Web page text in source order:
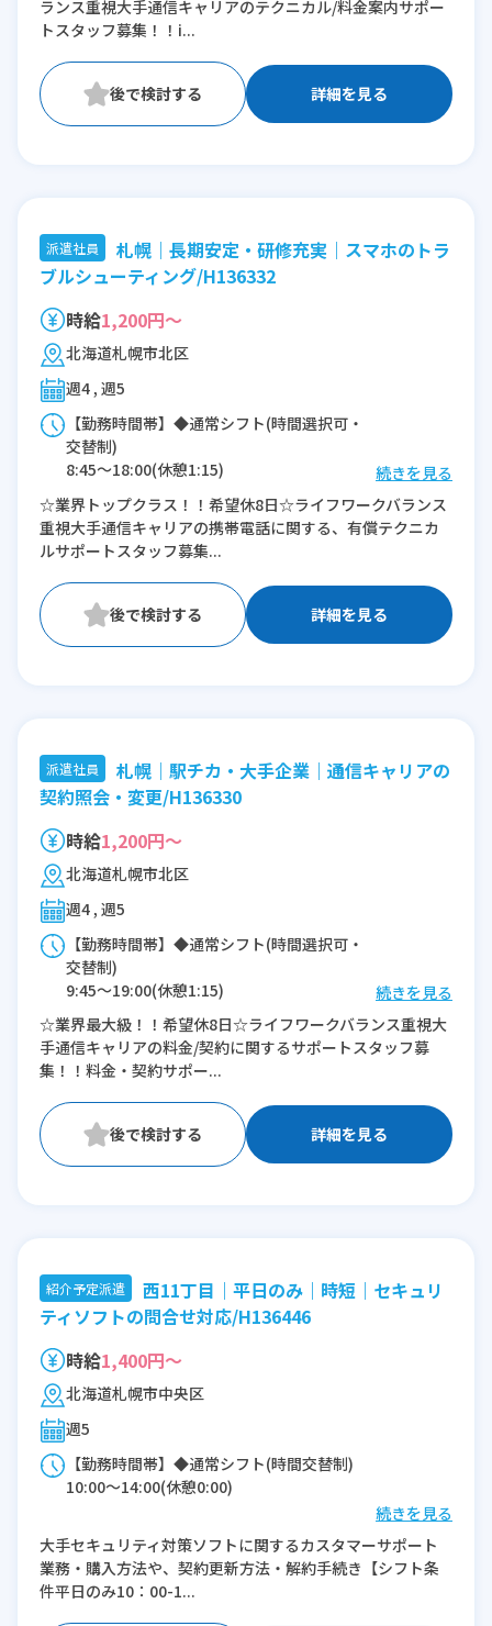
※残業：0〜10時間程度/月
ランス重視大手通信キャリアのテクニカル/料金案内サポー
トスタッフ募集！！i...
詳細を見る
派遣社員
札幌｜長期安定・研修充実｜スマホのトラ
ブルシューティング/H136332
時給1,200円～
北海道札幌市北区
週4 , 週5
【勤務時間帯】◆通常シフト(時間選択可・
交替制)
8:45〜18:00(休憩1:15)
10:45〜20:00(休憩1:15)
11:45〜21:00(休憩1:15)
※残業：0〜10時間程度/月
続きを見る
☆業界トップクラス！！希望休8日☆ライフワークバランス
重視大手通信キャリアの携帯電話に関する、有償テクニカ
ルサポートスタッフ募集...
詳細を見る
派遣社員
札幌｜駅チカ・大手企業｜通信キャリアの
契約照会・変更/H136330
時給1,200円～
北海道札幌市北区
週4 , 週5
【勤務時間帯】◆通常シフト(時間選択可・
交替制)
9:45〜19:00(休憩1:15)
※残業：0〜10時間程度/月
続きを見る
☆業界最大級！！希望休8日☆ライフワークバランス重視大
手通信キャリアの料金/契約に関するサポートスタッフ募
集！！料金・契約サポー...
詳細を見る
紹介予定派遣
西11丁目｜平日のみ｜時短｜セキュリ
ティソフトの問合せ対応/H136446
時給1,400円～
北海道札幌市中央区
週5
【勤務時間帯】◆通常シフト(時間交替制)
10:00〜14:00(休憩0:00)
※残業：5〜10時間程度/月
続きを見る
大手セキュリティ対策ソフトに関するカスタマーサポート
業務・購入方法や、契約更新方法・解約手続き【シフト条
件平日のみ10：00-1...